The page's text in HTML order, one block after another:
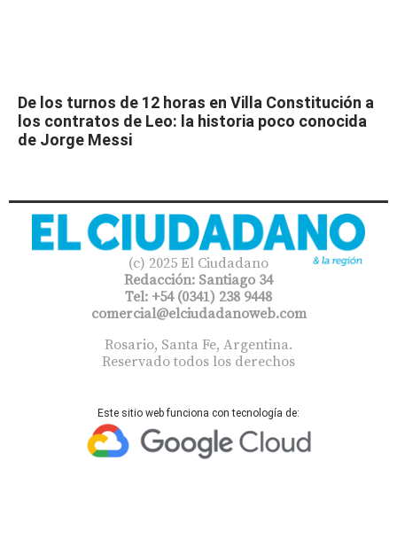
De los turnos de 12 horas en Villa Constitución a
los contratos de Leo: la historia poco conocida
de Jorge Messi
(c) 2025 El Ciudadano
Redacción: Santiago 34
Tel: +54 (0341) 238 9448
comercial@elciudadanoweb.com​
Rosario, Santa Fe, Argentina.
Reservado todos los derechos
Este sitio web funciona con tecnología de: